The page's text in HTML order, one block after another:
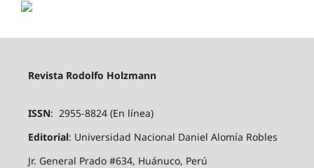
Revista Rodolfo Holzmann
ISSN: 2955-8824 (En línea)
Editorial: Universidad Nacional Daniel Alomía Robles
Jr. General Prado #634, Huánuco, Perú